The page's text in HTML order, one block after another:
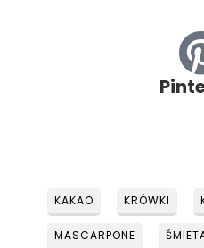
KAKAO KRÓWKI
MASCARPONE